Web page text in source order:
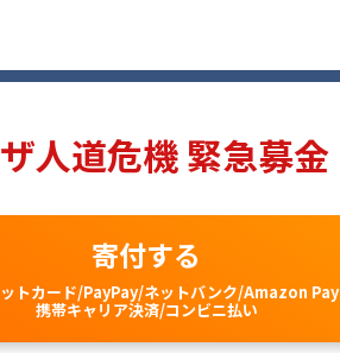
人道危機 緊急募金
寄付する
トカード/PayPay/ネットバンク/Amazon Pay
携帯キャリア決済/コンビニ払い